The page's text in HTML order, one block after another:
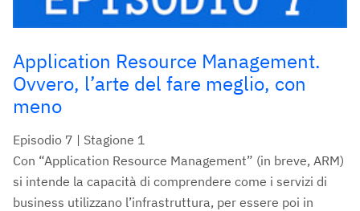
Application Resource Management.
Ovvero, l’arte del fare meglio, con
meno
Episodio 7 | Stagione 1
Con “Application Resource Management” (in breve, ARM)
si intende la capacità di comprendere come i servizi di
business utilizzano l’infrastruttura, per essere poi in